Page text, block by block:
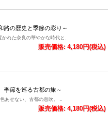
路の歴史と季節の彩り～
れた奈良の華やかな時代と..
販売価格: 4,180円(税込)
季節を巡る古都の旅～
あせない、古都の息吹。 ..
販売価格: 4,180円(税込)